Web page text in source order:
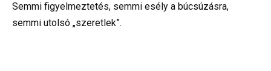
Semmi figyelmeztetés, semmi esély a búcsúzásra,
semmi utolsó „szeretlek”.